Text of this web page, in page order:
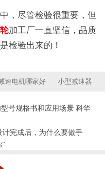
，尽管检验很重要，但
加工厂一直坚信，品质
检验出来的！
速电机哪家好 小型减速器
号规格书和应用场景 科华
完成后，为什么要做手
"